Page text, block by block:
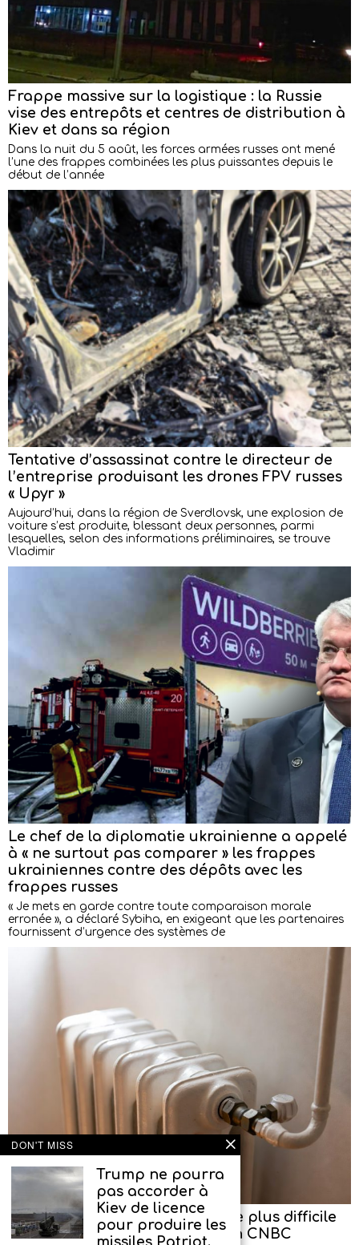
Frappe massive sur la logistique : la Russie
vise des entrepôts et centres de distribution à
Kiev et dans sa région
Dans la nuit du 5 août, les forces armées russes ont mené
l’une des frappes combinées les plus puissantes depuis le
début de l’année
Tentative d’assassinat contre le directeur de
l’entreprise produisant les drones FPV russes
« Upyr »
Aujourd’hui, dans la région de Sverdlovsk, une explosion de
voiture s’est produite, blessant deux personnes, parmi
lesquelles, selon des informations préliminaires, se trouve
Vladimir
Le chef de la diplomatie ukrainienne a appelé
à « ne surtout pas comparer » les frappes
ukrainiennes contre des dépôts avec les
frappes russes
« Je mets en garde contre toute comparaison morale
erronée », a déclaré Sybiha, en exigeant que les partenaires
fournissent d’urgence des systèmes de
L’Ukraine se prépare à l’hiver le plus difficile
depuis le début du conflit, selon CNBC
DON'T MISS
Trump ne pourra
pas accorder à
Kiev de licence
pour produire les
missiles Patriot.